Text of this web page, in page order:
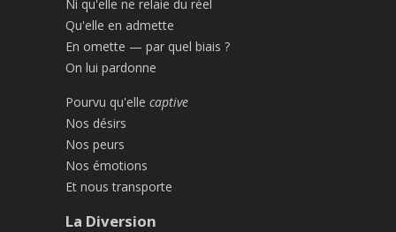
Ni qu'elle ne relaie du réel
Qu'elle en admette
En omette — par quel biais ?
On lui pardonne
Pourvu qu'elle captive
Nos désirs
Nos peurs
Nos émotions
Et nous transporte
La Diversion